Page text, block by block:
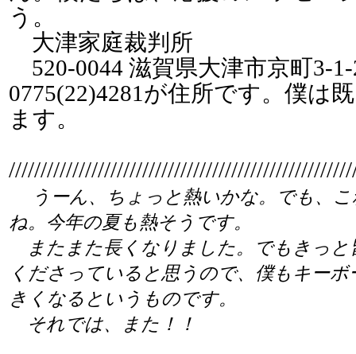
う。
大津家庭裁判所
520-0044 滋賀県大津市京町
0775(22)4281が住所です。僕は
ます。
うーん、ちょっと熱いかな。でも、
ね。今年の夏も熱そうです。
またまた長くなりました。でもきっと
くださっていると思うので、僕もキー
きくなるというものです。
それでは、また！！